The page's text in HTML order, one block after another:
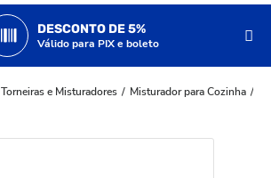
DESCONTO DE 5%
Válido para PIX e boleto
Torneiras e Misturadores Misturador para Cozinha